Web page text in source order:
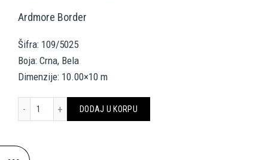
Ardmore Border
Šifra: 109/5025
Boja: Crna, Bela
Dimenzije: 10.00×10 m
DODAJ U KORPU